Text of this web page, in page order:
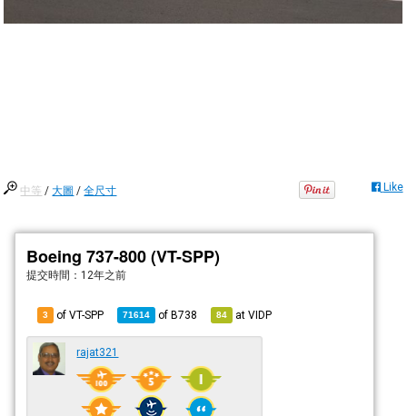
中等 /大圖 /全尺寸 Like
Boeing 737-800 (VT-SPP)
提交時間： 12年之前
3 of VT-SPP 71614 ofB738 84 atVIDP
rajat321